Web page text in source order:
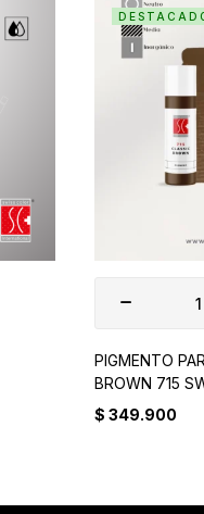
PIGMENTO
BROWN 715
$ 349.900